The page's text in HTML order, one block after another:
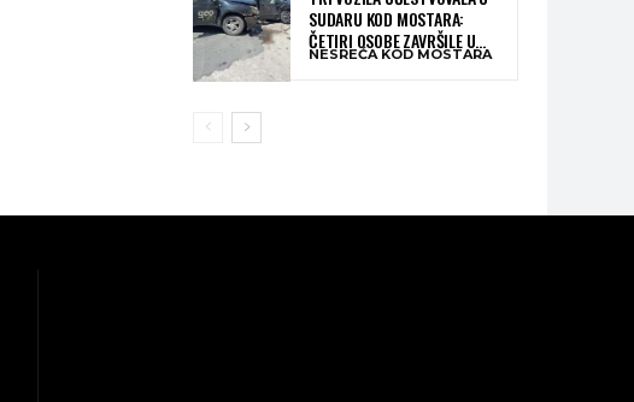
SUDARU KOD MOSTARA:
ČETIRI OSOBE ZAVRŠILE U
BOLNICI
NESREĆA KOD MOSTARA